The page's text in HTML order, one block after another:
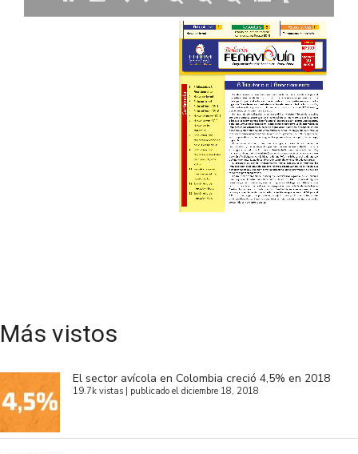
Más vistos
El sector avícola en Colombia creció 4,5% en 2018
19.7k vistas publicado el diciembre 18, 2018